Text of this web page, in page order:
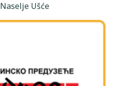
Naselje Ušće